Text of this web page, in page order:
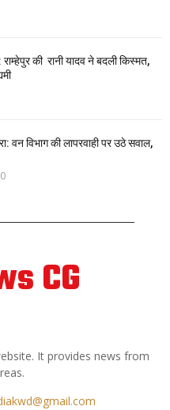
की रानी यादव ने बदली किस्मत,
वन विभाग की लापरवाही पर उठे सवाल,
0
CG
It provides news from